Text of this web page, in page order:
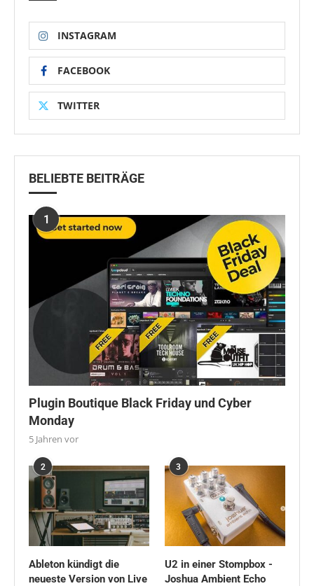
INSTAGRAM
FACEBOOK
TWITTER
BELIEBTE BEITRÄGE
1
Plugin Boutique Black Friday und Cyber
Monday
5 Jahren vor
2
Ableton kündigt die
neueste Version von Live
3
U2 in einer Stompbox -
Joshua Ambient Echo